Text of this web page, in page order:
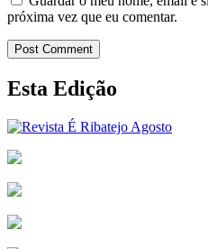
próxima vez que eu comentar.
Post Comment
Esta Edição